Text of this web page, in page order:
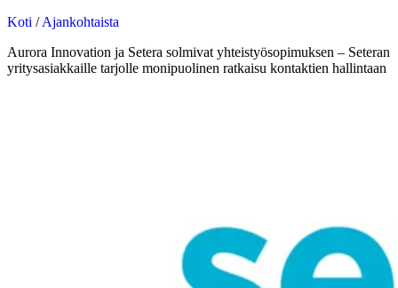
Koti /Ajankohtaista
Aurora Innovation ja Setera solmivat yhteistyösopimuksen – Seteran
yritysasiakkaille tarjolle monipuolinen ratkaisu kontaktien hallintaan